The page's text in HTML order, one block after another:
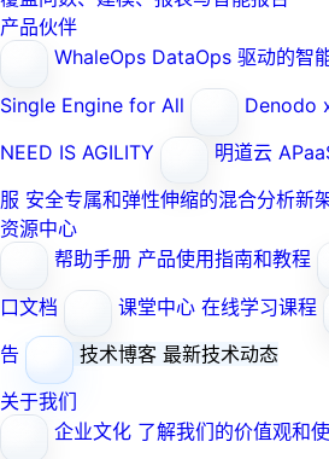
产品伙伴
WhaleOps DataOps 驱动的智
Single Engine for All
Denodo
NEED IS AGILITY
明道云
服 安全专属和弹性伸缩的混合分析新
资源中心
帮助手册 产品使用指南和教程
口文档
课堂中心 在线学习课程
告
技术博客 最新技术动态
关于我们
企业文化 了解我们的价值观和